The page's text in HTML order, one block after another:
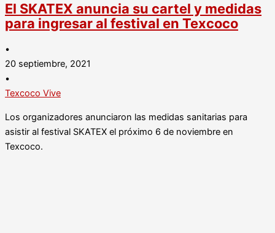
El SKATEX anuncia su cartel y medidas
para ingresar al festival en Texcoco
•
20 septiembre, 2021
•
Texcoco Vive
Los organizadores anunciaron las medidas sanitarias para
asistir al festival SKATEX el próximo 6 de noviembre en
Texcoco.